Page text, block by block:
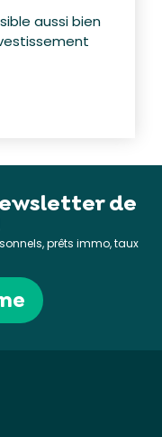
aussi bien
de
prêts immo, taux